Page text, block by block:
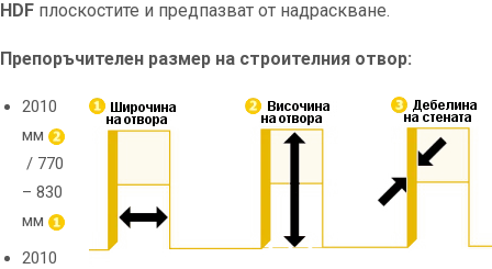
HDF плоскостите и предпазват от надраскване.
Препоръчителен размер на строителния отвор:
2010
мм
/ 770
– 830
мм
2010